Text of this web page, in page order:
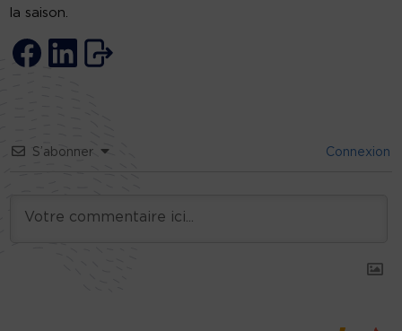
la saison.
S’abonner Connexion